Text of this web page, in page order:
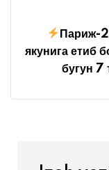
Париж-
якунига етиб
бугун 7